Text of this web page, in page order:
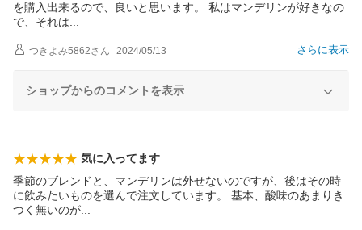
を購入出来るので、良いと思います。 私はマンデリンが好きなの
で、それは
さらに表示
つきよみ5862さん 2024/05/13
ショップからのコメントを表示
気に入ってます
季節のブレンドと、マンデリンは外せないのですが、後はその時
に飲みたいものを選んで注文しています。 基本、酸味のあまりき
つく無いのが